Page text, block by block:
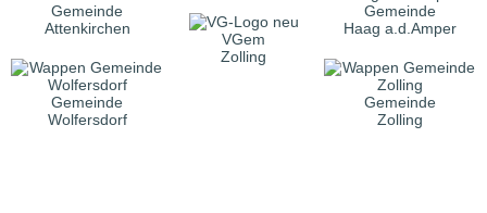
Gemeinde
Attenkirchen
VGem
Zolling
Gemeinde
Haag a.d.Amper
Gemeinde
Wolfersdorf
Gemeinde
Zolling